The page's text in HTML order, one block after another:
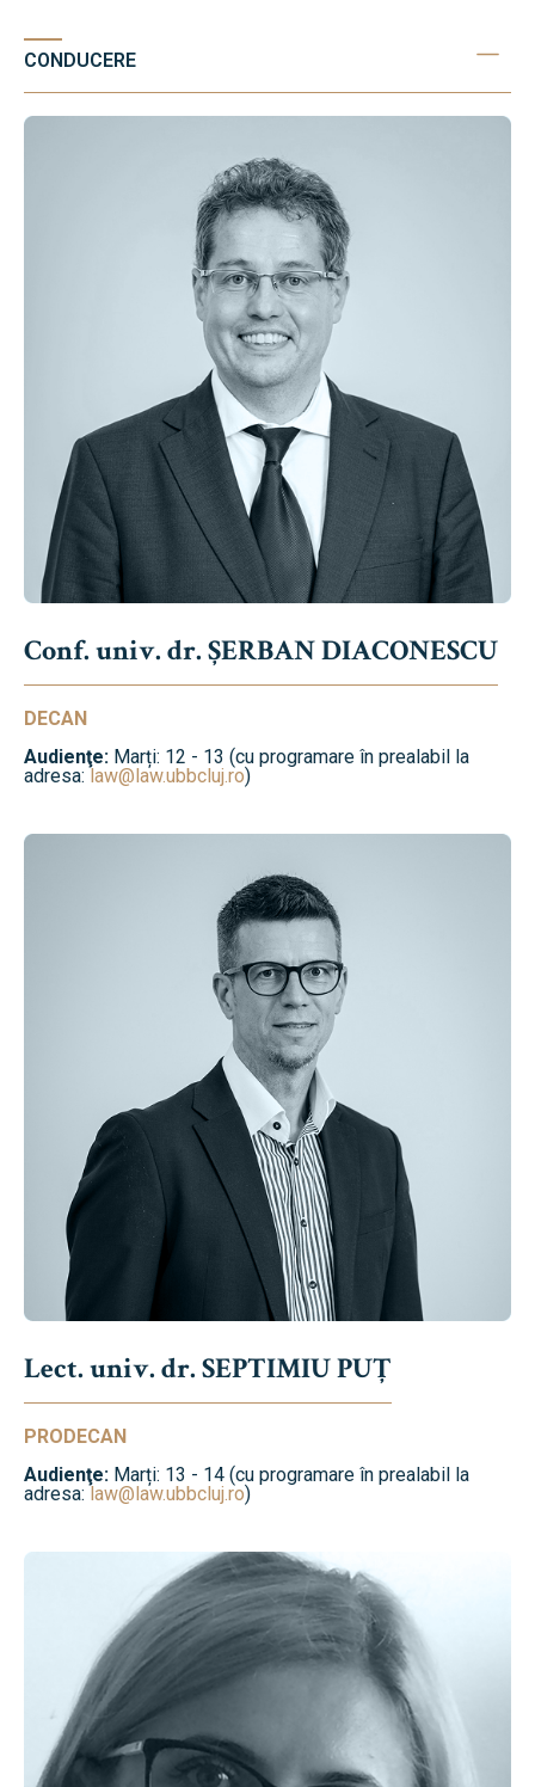
CONDUCERE
Conf. univ. dr. ȘERBAN DIACONESCU
DECAN
Audienţe: Marți: 12 - 13 (cu programare în prealabil la
adresa:law@law.ubbcluj.ro)
Lect. univ. dr. SEPTIMIU PUȚ
PRODECAN
Audienţe: Marți: 13 - 14 (cu programare în prealabil la
adresa:law@law.ubbcluj.ro)